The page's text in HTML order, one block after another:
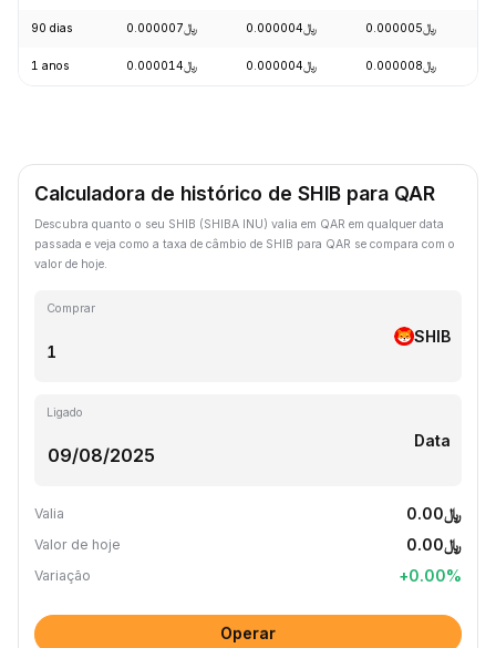
90 dias ﷼0.000007 ﷼0.000004 ﷼0.000005
1 anos ﷼0.000014 ﷼0.000004 ﷼0.000008
Calculadora de histórico de SHIB para QAR
Descubra quanto o seu SHIB (SHIBA INU) valia em QAR em qualquer data
passada e veja como a taxa de câmbio de SHIB para QAR se compara com o
valor de hoje.
Comprar
SHIB
Ligado
Data
Valia ﷼0.00
Valor de hoje ﷼0.00
Variação +0.00%
Operar